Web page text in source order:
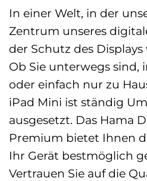
In einer Welt, in der
Zentrum unseres
der Schutz des
Ob Sie unterwegs sind,
oder einfach nur zu
iPad Mini ist ständig
ausgesetzt. Das Hama
Premium bietet Ihnen
Ihr Gerät bestmöglich
Vertrauen Sie auf die